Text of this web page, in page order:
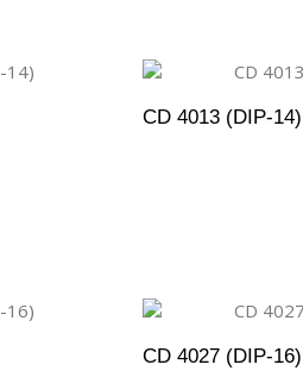
CD 4013 (DIP-14)
CD 4027 (DIP-16)